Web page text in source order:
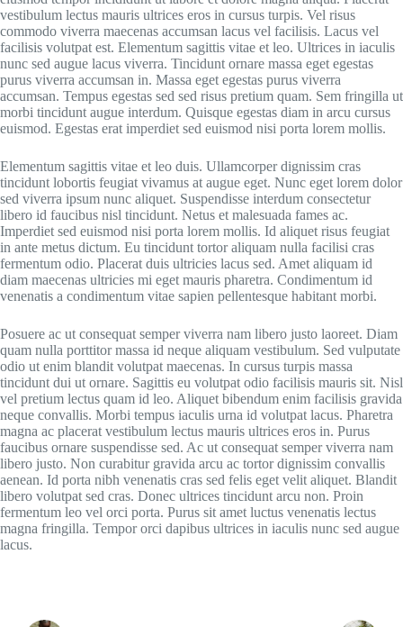
vestibulum lectus mauris ultrices eros in cursus turpis. Vel risus
commodo viverra maecenas accumsan lacus vel facilisis. Lacus vel
facilisis volutpat est. Elementum sagittis vitae et leo. Ultrices in iaculis
nunc sed augue lacus viverra. Tincidunt ornare massa eget egestas
purus viverra accumsan in. Massa eget egestas purus viverra
accumsan. Tempus egestas sed sed risus pretium quam. Sem fringilla ut
morbi tincidunt augue interdum. Quisque egestas diam in arcu cursus
euismod. Egestas erat imperdiet sed euismod nisi porta lorem mollis.
Elementum sagittis vitae et leo duis. Ullamcorper dignissim cras
tincidunt lobortis feugiat vivamus at augue eget. Nunc eget lorem dolor
sed viverra ipsum nunc aliquet. Suspendisse interdum consectetur
libero id faucibus nisl tincidunt. Netus et malesuada fames ac.
Imperdiet sed euismod nisi porta lorem mollis. Id aliquet risus feugiat
in ante metus dictum. Eu tincidunt tortor aliquam nulla facilisi cras
fermentum odio. Placerat duis ultricies lacus sed. Amet aliquam id
diam maecenas ultricies mi eget mauris pharetra. Condimentum id
venenatis a condimentum vitae sapien pellentesque habitant morbi.
Posuere ac ut consequat semper viverra nam libero justo laoreet. Diam
quam nulla porttitor massa id neque aliquam vestibulum. Sed vulputate
odio ut enim blandit volutpat maecenas. In cursus turpis massa
tincidunt dui ut ornare. Sagittis eu volutpat odio facilisis mauris sit. Nisl
vel pretium lectus quam id leo. Aliquet bibendum enim facilisis gravida
neque convallis. Morbi tempus iaculis urna id volutpat lacus. Pharetra
magna ac placerat vestibulum lectus mauris ultrices eros in. Purus
faucibus ornare suspendisse sed. Ac ut consequat semper viverra nam
libero justo. Non curabitur gravida arcu ac tortor dignissim convallis
aenean. Id porta nibh venenatis cras sed felis eget velit aliquet. Blandit
libero volutpat sed cras. Donec ultrices tincidunt arcu non. Proin
fermentum leo vel orci porta. Purus sit amet luctus venenatis lectus
magna fringilla. Tempor orci dapibus ultrices in iaculis nunc sed augue
lacus.